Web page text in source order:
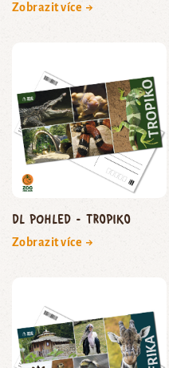
Zobrazit více →
DL pohled - Tropiko
Zobrazit více →